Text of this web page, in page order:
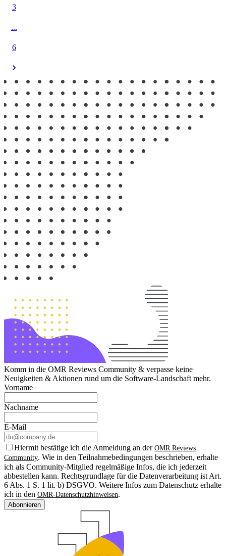
3
...
6
Komm in die OMR Reviews Community & verpasse keine
Neuigkeiten & Aktionen rund um die Software-Landschaft mehr.
Vorname
Nachname
E-Mail
Hiermit bestätige ich die Anmeldung an der OMR Reviews
Community. Wie in den Teilnahmebedingungen beschrieben, erhalte
ich als Community-Mitglied regelmäßige Infos, die ich jederzeit
abbestellen kann. Rechtsgrundlage für die Datenverarbeitung ist Art.
6 Abs. 1 S. 1 lit. b) DSGVO. Weitere Infos zum Datenschutz erhalte
ich in den OMR-Datenschutzhinweisen.
Abonnieren